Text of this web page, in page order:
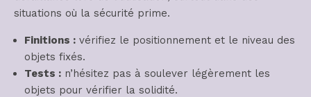
situations où la sécurité prime.
Finitions : vérifiez le positionnement et le niveau des
objets fixés.
Tests : n’hésitez pas à soulever légèrement les
objets pour vérifier la solidité.